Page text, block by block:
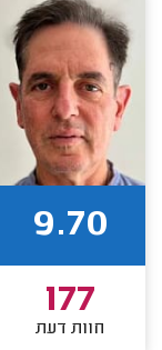
9.70
177
חוות דעת